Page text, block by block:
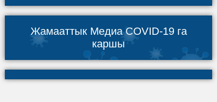
Жамааттык Медиа COVID-19 га
каршы